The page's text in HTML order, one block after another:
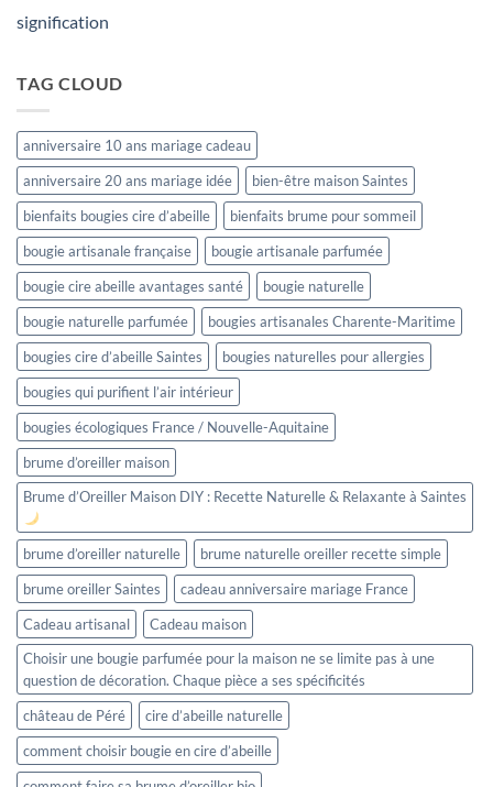
signification
TAG CLOUD
anniversaire 10 ans mariage cadeau
anniversaire 20 ans mariage idée
bien-être maison Saintes
bienfaits bougies cire d’abeille
bienfaits brume pour sommeil
bougie artisanale française
bougie artisanale parfumée
bougie cire abeille avantages santé
bougie naturelle
bougie naturelle parfumée
bougies artisanales Charente-Maritime
bougies cire d’abeille Saintes
bougies naturelles pour allergies
bougies qui purifient l’air intérieur
bougies écologiques France / Nouvelle-Aquitaine
brume d’oreiller maison
Brume d’Oreiller Maison DIY : Recette Naturelle & Relaxante à Saintes
brume d’oreiller naturelle
brume naturelle oreiller recette simple
brume oreiller Saintes
cadeau anniversaire mariage France
Cadeau artisanal
Cadeau maison
Choisir une bougie parfumée pour la maison ne se limite pas à une
question de décoration. Chaque pièce a ses spécificités
château de Péré
cire d’abeille naturelle
comment choisir bougie en cire d’abeille